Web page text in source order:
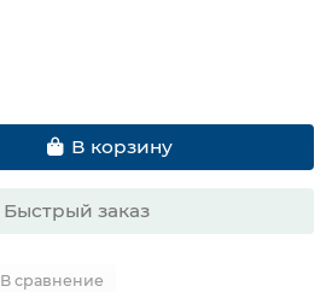
В корзину
Быстрый заказ
В сравнение